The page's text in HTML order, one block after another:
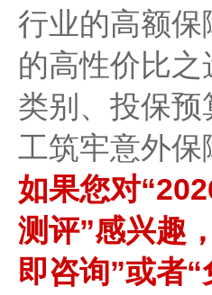
行业的高额
的高性价比
类别、投保
工筑牢意外
如果您对
测评”感兴趣
即咨询”或者